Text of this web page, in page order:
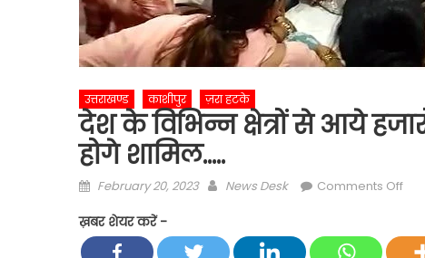
उत्तराखण्ड काशीपुर ज़रा हटके
देश के विभिन्न क्षेत्रों से आये
होगे शामिल…..
Posted
February 20, 2023 Author
News Desk Comments Offon
ख़बर शेयर करें -